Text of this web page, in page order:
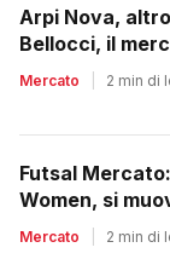
Arpi Nova,
Bellocci, il
Mercato 2 min di
Futsal
Women, si
regionale
Mercato 2 min di